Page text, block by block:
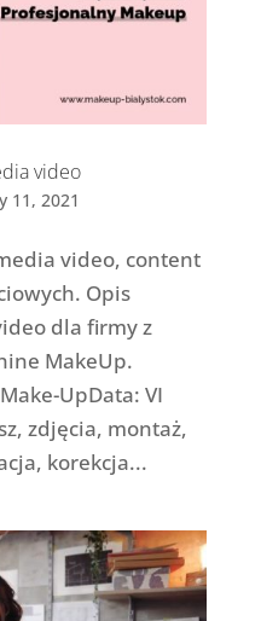
video
11, 2021
video, content
Opis
dla firmy z
MakeUp.
UpData: VI
zdjęcia, montaż,
korekcja...